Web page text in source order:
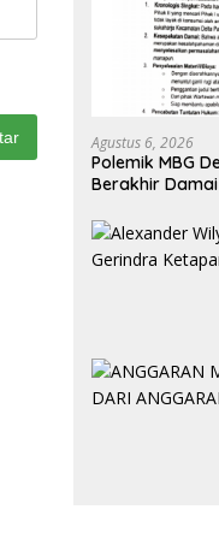
Agustus 6, 2026
Polemik MBG
Berakhir Damai